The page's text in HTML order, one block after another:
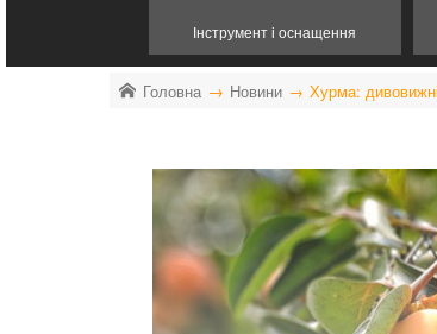
Інструмент і оснащення
Головна Новини Хурма: